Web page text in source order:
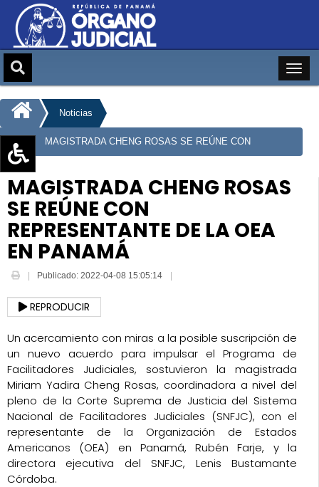
Aumentar texto (+)
Reducir texto (-)
Restablecer texto
Escala de Brillo
Escala de grises
Noticias
MAGISTRADA CHENG ROSAS SE REÚNE CON
MAGISTRADA CHENG ROSAS
SE REÚNE CON
REPRESENTANTE DE LA OEA
EN PANAMÁ
Publicado: 2022-04-08 15:05:14
REPRODUCIR
Un acercamiento con miras a la posible suscripción de
un nuevo acuerdo para impulsar el Programa de
Facilitadores Judiciales, sostuvieron la magistrada
Miriam Yadira Cheng Rosas, coordinadora a nivel del
pleno de la Corte Suprema de Justicia del Sistema
Nacional de Facilitadores Judiciales (SNFJC), con el
representante de la Organización de Estados
Americanos (OEA) en Panamá, Rubén Farje, y la
directora ejecutiva del SNFJC, Lenis Bustamante
Córdoba.